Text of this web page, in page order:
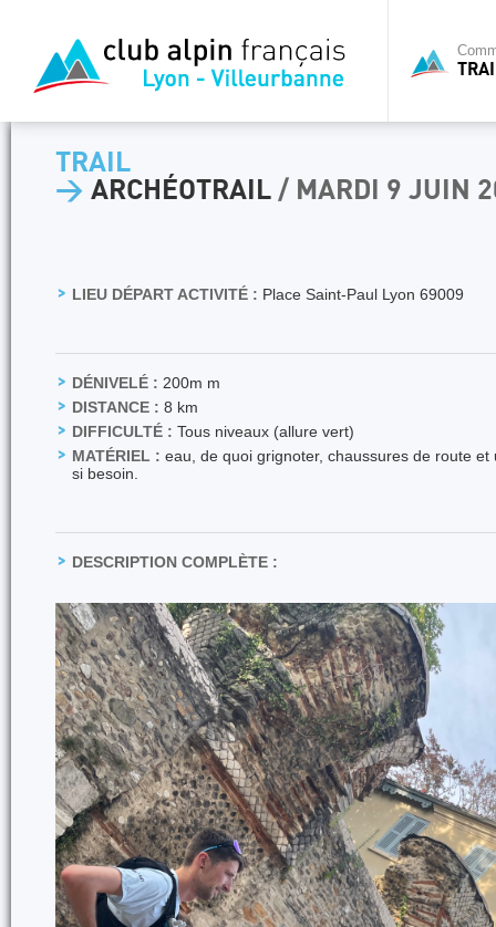
TRAIL
> ARCHÉOTRAIL / MARDI 9 JUIN
LIEU DÉPART ACTIVITÉ : Place Saint-Paul Lyon 69009
DÉNIVELÉ : 200m m
DISTANCE : 8 km
DIFFICULTÉ : Tous niveaux (allure vert)
MATÉRIEL : eau, de quoi grignoter, chaussures de route
si besoin.
DESCRIPTION COMPLÈTE :